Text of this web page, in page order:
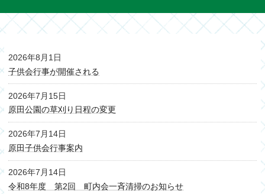
2026年8月1日
子供会行事が開催される
2026年7月15日
原田公園の草刈り日程の変更
2026年7月14日
原田子供会行事案内
2026年7月14日
令和8年度 第2回 町内会一斉清掃のお知らせ